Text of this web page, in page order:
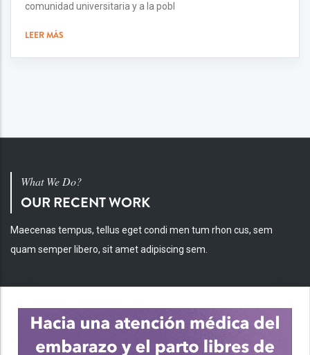
comunidad universitaria y a la pobl
LEER MÁS
What We Do?
OUR RECENT WORK
Maecenas tempus, tellus eget condi men tum rhon cus, sem
quam semper libero, sit amet adipiscing sem.